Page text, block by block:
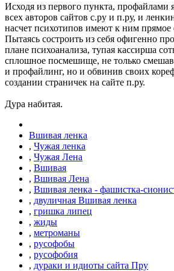
Исходя из первого пункта, профайлами
всех авторов сайтов с.ру и п.ру, и
насчет психотипов имеют к ним прямое
Пытаясь состроить из себя офигенно
плане психоанализа, тупая кассирша
сплошное посмешище, не только
и профайлинг, но и обвинив своих
создании страничек на сайте п.ру.
Дура набитая.
Вшивая ленка
, Чужая ленка
, Чужая Лена
, Вшивая
, Вшивая Лена
, Вшивая ленка - фашистка-
, двуличная Вшивая ленка
, гришка липец
, жиды
, метроманы
, русофобы
, русофобия
, дураки и идиоты сайта Пру